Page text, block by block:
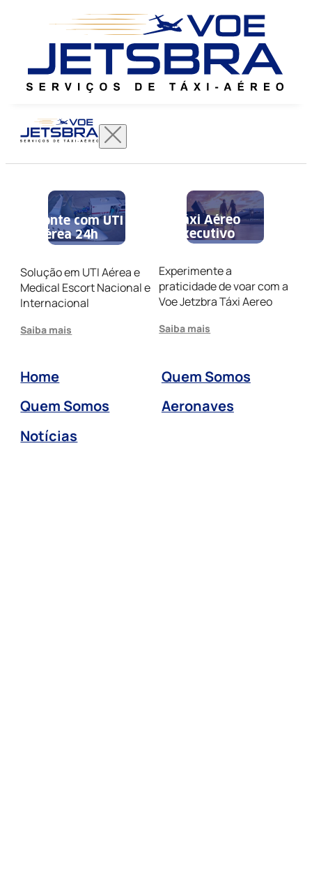
Conte com UTI
Aérea 24h
Solução em UTI Aérea e
Medical Escort Nacional e
Internacional
Saiba mais
Táxi Aéreo
Executivo
Experimente a
praticidade de voar com a
Voe Jetzbra Táxi Aereo
Saiba mais
Home
Quem Somos
Quem Somos
Aeronaves
Notícias